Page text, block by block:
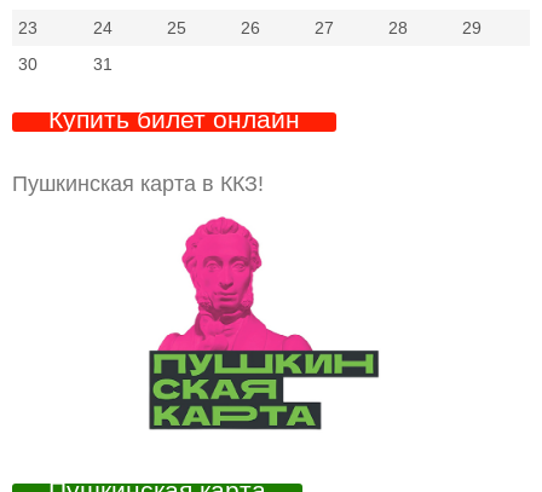
23
24 25 26 27 28
29
30
31
Купить билет онлайн
Пушкинская карта в ККЗ!